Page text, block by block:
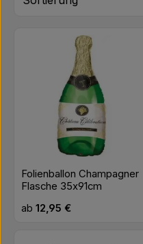
Folienballon Champagner
Flasche 35x91cm
Regulärer Preis:
ab12,95 €